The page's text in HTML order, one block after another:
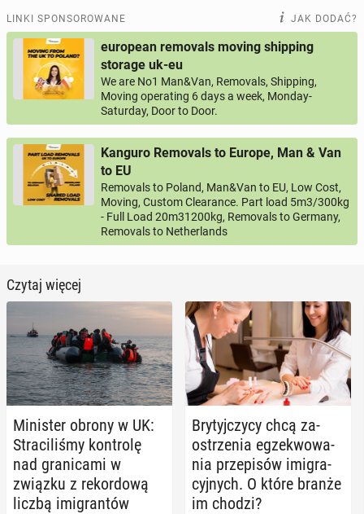
LINKI SPONSOROWANE JAK DODAĆ?
european removals moving shipping
storage uk-eu
We are No1 Man&Van, Removals, Shipping,
Moving operating 6 days a week, Monday-
Saturday, Door to Door.
Kanguro Removals to Europe, Man & Van
to EU
Removals to Poland, Man&Van to EU, Low Cost,
Moving, Custom Clearance. Part load 5m3/300kg
- Full Load 20m31200kg, Removals to Germany,
Removals to Netherlands
Czytaj więcej
Mi­ni­ster obrony w UK:
Stra­ci­li­śmy kon­tro­lę
nad gra­ni­ca­mi w
związku z re­kor­do­wą
liczbą imi­gran­tów
Bry­tyj­czy­cy chcą za­
ostrze­nia eg­ze­kwo­wa­
nia prze­pi­sów imi­gra­
cyj­nych. O które branże
im chodzi?